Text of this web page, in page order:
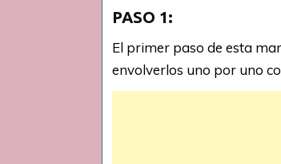
PASO 1:
El primer paso de esta
envolverlos uno por uno